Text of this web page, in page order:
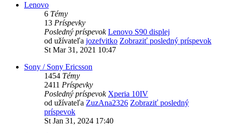
Lenovo
6 Témy
13 Príspevky
Posledný príspevok Lenovo S90 displej
od užívateľa jozefvitko Zobraziť posledný príspevok
St Mar 31, 2021 10:47
Sony / Sony Ericsson
1454 Témy
2411 Príspevky
Posledný príspevok Xperia 10IV
od užívateľa ZuzAna2326 Zobraziť posledný
príspevok
St Jan 31, 2024 17:40